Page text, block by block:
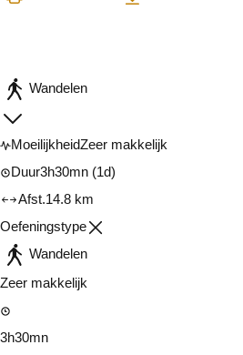
Wandelen
MoeilijkheidZeer makkelijk
Duur3h30mn (1d)
Afst.14.8 km
Oefeningstype
Wandelen
Zeer makkelijk
3h30mn